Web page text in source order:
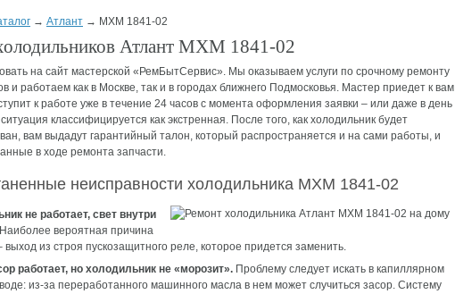
→ Атлант → МХМ 1841-02
Атлант МХМ 1841-02
на сайт мастерской «РемБытСервис». Мы оказываем услуги по срочному ремонту
и работаем как в Москве, так и в городах ближнего Подмосковья. Мастер приедет к вам
к работе уже в течение 24 часов с момента оформления заявки – или даже в день
классифицируется как экстренная. После того, как холодильник будет
вам выдадут гарантийный талон, который распространяется и на сами работы, и
в ходе ремонта запчасти.
неисправности холодильника МХМ 1841-02
не работает, свет внутри
Наиболее вероятная причина
выход из строя пускозащитного реле, которое придется заменить.
работает, но холодильник не «морозит». Проблему следует искать в капиллярном
из-за переработанного машинного масла в нем может случиться засор. Систему